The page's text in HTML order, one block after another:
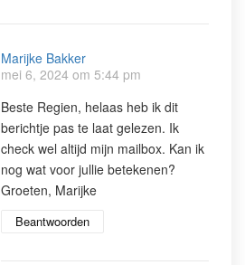
Marijke Bakker
mei 6, 2024 om 5:44 pm
Beste Regien, helaas heb ik dit
berichtje pas te laat gelezen. Ik
check wel altijd mijn mailbox. Kan ik
nog wat voor jullie betekenen?
Groeten, Marijke
Beantwoorden